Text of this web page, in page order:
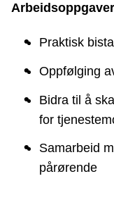
Arbeidsoppgaver
Praktisk
Oppfølging
Bidra til å
for
Samarbeid
pårørende